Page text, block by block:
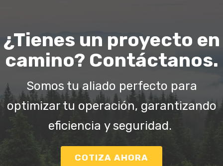
¿Tienes un proyecto en
camino? Contáctanos.
Somos tu aliado perfecto para
optimizar tu operación, garantizando
eficiencia y seguridad.
COTIZA AHORA